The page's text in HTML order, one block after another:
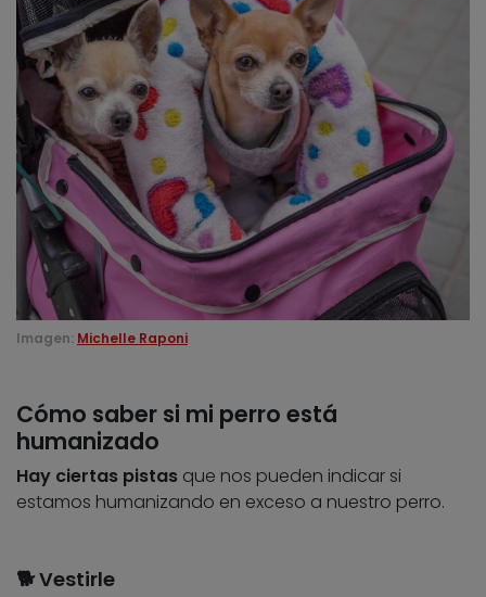
Imagen: Michelle Raponi
Cómo saber si mi perro está
humanizado
Hay ciertas pistas que nos pueden indicar si
estamos humanizando en exceso a nuestro perro.
🐕 Vestirle